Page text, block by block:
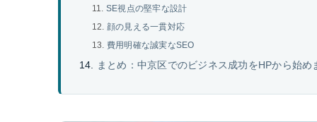
SE視点の堅牢な設計
顔の見える一貫対応
費用明確な誠実なSEO
まとめ：中京区でのビジネス成功をHPから始め